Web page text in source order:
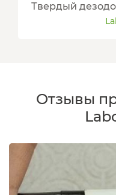
Твердый
Отзывы